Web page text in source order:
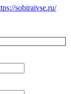
sobiraivse.ru/